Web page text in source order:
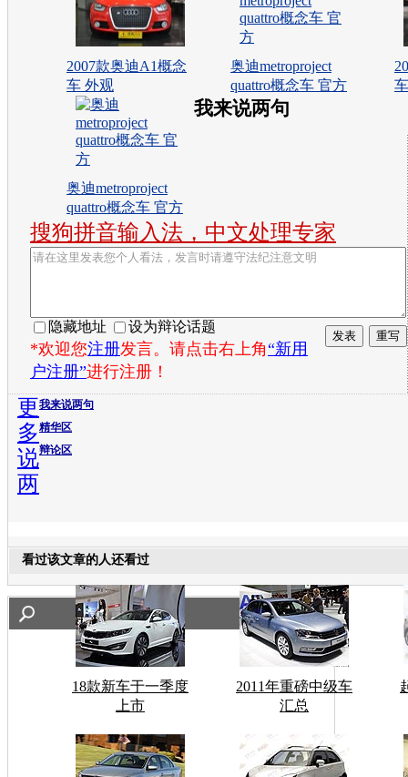
2007款奥迪A1概念
车 外观
奥迪metroproject
quattro概念车 官方
奥迪metroproject
quattro概念车 官方
我来说两句
搜狗拼音输入法，中文处理专家
隐藏地址 设为辩论话题
*欢迎您注册发言。请点击右上角“新用
户注册”进行注册！
我来说两句
精华区
辩论区
更
多
说
两
看过该文章的人还看过
18款新车于一季度
上市
2011年重磅中级车
汇总